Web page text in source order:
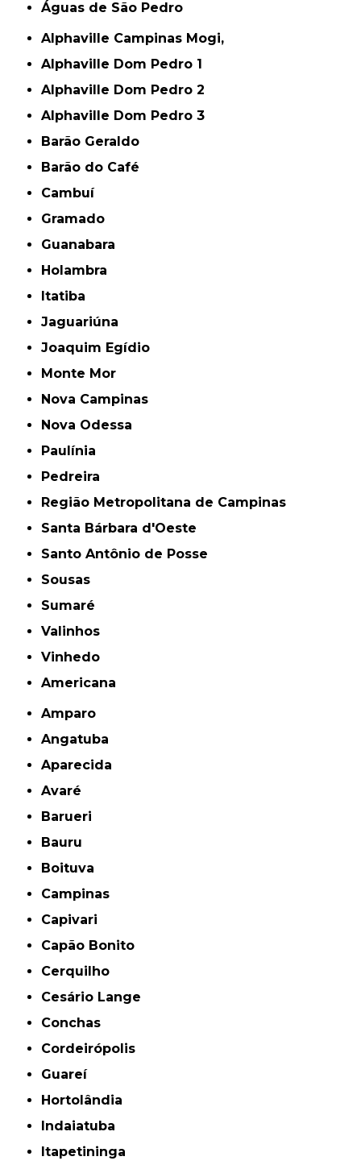
Águas de São Pedro
Alphaville Campinas Mogi,
Alphaville Dom Pedro 1
Alphaville Dom Pedro 2
Alphaville Dom Pedro 3
Barão Geraldo
Barão do Café
Cambuí
Gramado
Guanabara
Holambra
Itatiba
Jaguariúna
Joaquim Egídio
Monte Mor
Nova Campinas
Nova Odessa
Paulínia
Pedreira
Região Metropolitana de Campinas
Santa Bárbara d'Oeste
Santo Antônio de Posse
Sousas
Sumaré
Valinhos
Vinhedo
americana
Amparo
Angatuba
Aparecida
Avaré
Barueri
Bauru
Boituva
Campinas
Capivari
Capão Bonito
Cerquilho
Cesário Lange
Conchas
Cordeirópolis
Guareí
Hortolândia
Indaiatuba
Itapetininga